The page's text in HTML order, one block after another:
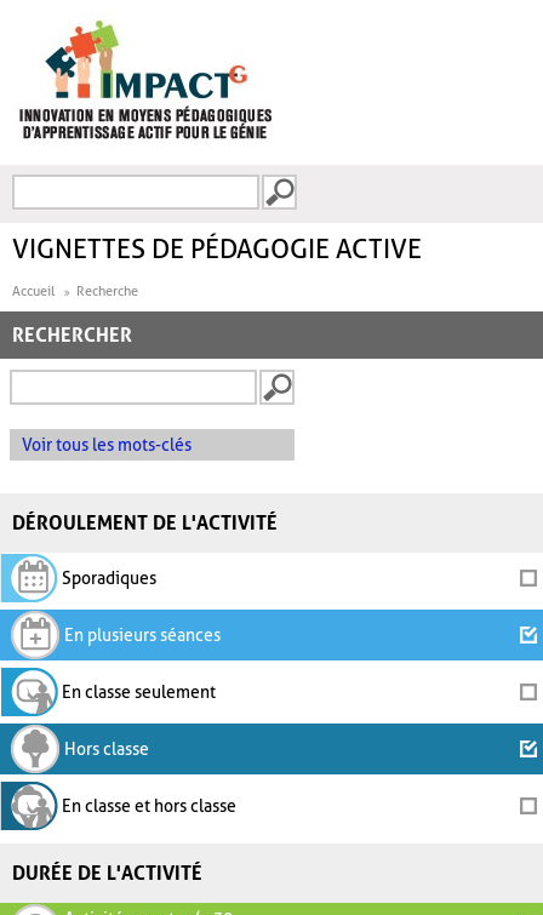
FORMULAIRE DE
VIGNETTES DE PÉDAGOGIE ACTIVE
Accueil Recherche
RECHERCHER
Voir tous les mots-clés
DÉROULEMENT DE L'ACTIVITÉ
Sporadiques
En plusieurs séances
En classe seulement
Hors classe
En classe et hors classe
DURÉE DE L'ACTIVITÉ